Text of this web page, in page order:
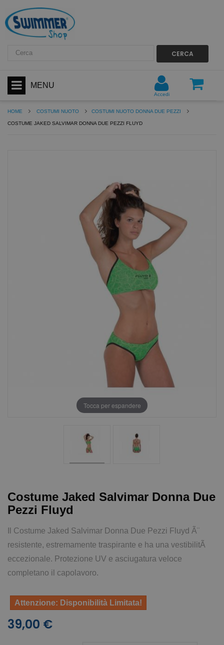
CERCA
MENU
Accedi
HOME COSTUMI NUOTO COSTUMI NUOTO DONNA DUE PEZZI
COSTUME JAKED SALVIMAR DONNA DUE PEZZI FLUYD
Tocca per espandere
Costume Jaked Salvimar Donna Due
Pezzi Fluyd
Il Costume Jaked Salvimar Donna Due Pezzi Fluyd Ã¨
resistente, estremamente traspirante e ha una vestibilitÃ
eccezionale. Protezione UV e asciugatura veloce
completano il capolavoro.
Attenzione: Disponibilità Limitata!
39,00 €